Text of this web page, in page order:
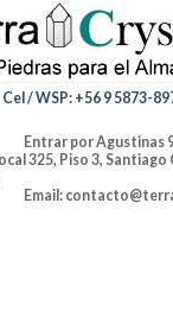
Cel / WSP: +56 9 5873-
972 o
Santiago